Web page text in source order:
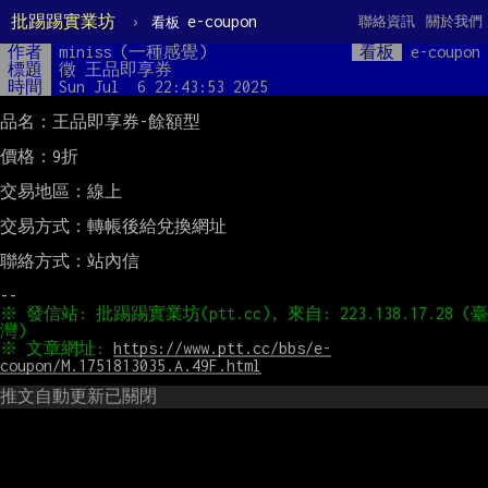
批踢踢實業坊 › 看板 e-coupon 關於我們
聯絡資訊
作者 miniss (一種感覺) 看板
e-coupon
標題
徵 王品即享券
時間
Sun Jul  6 22:43:53 2025
品名：王品即享券-餘額型
價格：9折
交易地區：線上
交易方式：轉帳後給兌換網址
聯絡方式：站內信
※ 發信站: 批踢踢實業坊(ptt.cc), 來自: 223.138.17.28 (臺
※ 文章網址: https://www.ptt.cc/bbs/e-
coupon/M.1751813035.A.49F.html
推文自動更新已關閉